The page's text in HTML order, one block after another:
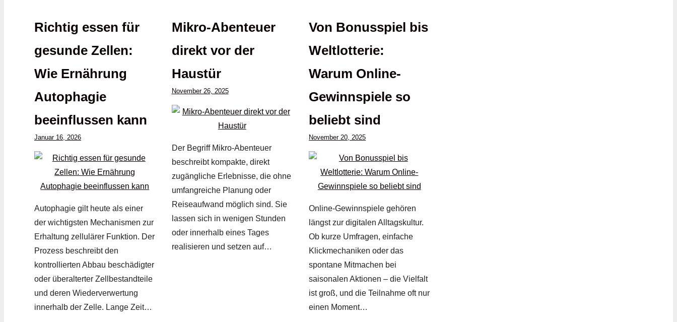
Richtig essen für
gesunde Zellen:
Wie Ernährung
Autophagie
beeinflussen kann
Januar 16, 2026
Autophagie gilt heute als einer
der wichtigsten Mechanismen zur
Erhaltung zellulärer Funktion. Der
Prozess beschreibt den
kontrollierten Abbau beschädigter
oder überalterter Zellbestandteile
und deren Wiederverwertung
innerhalb der Zelle. Lange Zeit…
Mikro-Abenteuer
direkt vor der
Haustür
November 26, 2025
Der Begriff Mikro-Abenteuer
beschreibt kompakte, direkt
zugängliche Erlebnisse, die ohne
umfangreiche Planung oder
Reiseaufwand möglich sind. Sie
lassen sich in wenigen Stunden
oder innerhalb eines Tages
realisieren und setzen auf…
Von Bonusspiel bis
Weltlotterie:
Warum Online-
Gewinnspiele so
beliebt sind
November 20, 2025
Online-Gewinnspiele gehören
längst zur digitalen Alltagskultur.
Ob kurze Umfragen, einfache
Klickmechaniken oder das
spontane Mitmachen bei
saisonalen Aktionen – die Vielfalt
ist groß, und die Teilnahme oft nur
einen Moment…